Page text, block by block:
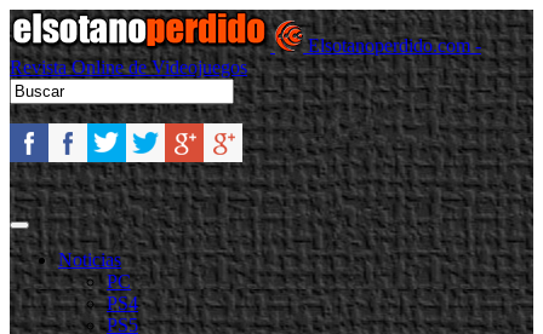
Elsotanoperdido.com -
Revista Online de Videojuegos
Noticias
PC
PS4
PS5